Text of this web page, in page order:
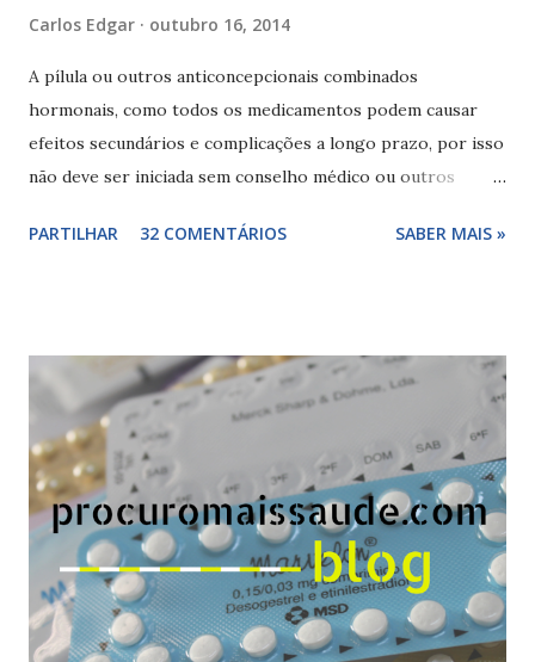
Carlos Edgar outubro 16, 2014
A pílula ou outros anticoncepcionais combinados
hormonais, como todos os medicamentos podem causar
efeitos secundários e complicações a longo prazo, por isso
não deve ser iniciada sem conselho médico ou outros
de tomar sem indicação médica, pois ao mudar os esquemas
mulher deve ter uma dieta rica em vegetais e fruta e fazer
exercício físico regularmente, evitando o sedentarismo.
Que mulheres não devem fazer a contracepção hormonal:
mulheres com intolerância aos hormônios ou hormonas
sintéticas (sintomas de intolerância - comichão ou coceira,
inchaço e erupção da pele), com historia de coágulos,
tromboses, enfartes, tromboflebites, AVC, enfartes, com
risco de formar coágulos (diabetes, tensão arterial elevada
e colesterol ou triglicerideos elevad...
PARTILHAR 32 COMENTÁRIOS SABER MAIS »